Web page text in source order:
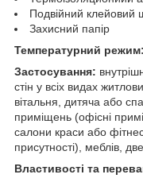
Подвійний клейовий
Захисний папір
Температурний режим:
Застосування:
стін у всіх видах
вітальня, дитяча або
приміщень (офісні
салони краси або
присутності), меблів,
Властивості та